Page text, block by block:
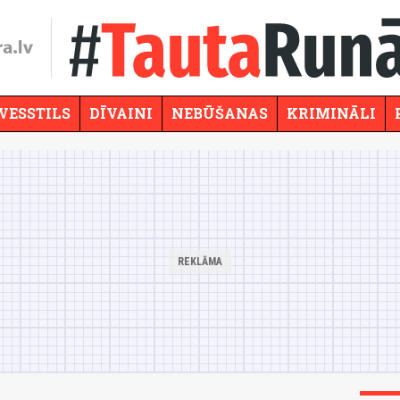
DĪVAINI NEBŪŠANAS KRIMINĀLI